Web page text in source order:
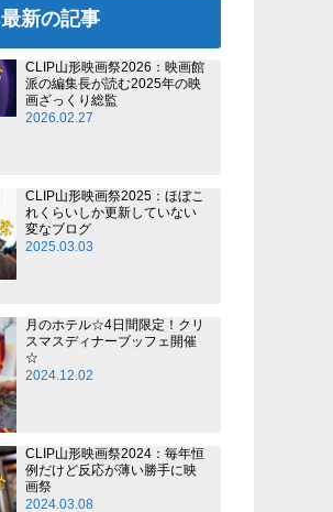
最新の記事
CLIP山形映画祭2026：映画館
派の編集長が読む2025年の映
画ざっくり総監
2026.02.27
CLIP山形映画祭2025：ほぼこ
れくらいしか更新していない
変なブログ
2025.03.03
月のホテル☆4日間限定！クリ
スマスディナーブッフェ開催
☆
2024.12.02
CLIP山形映画祭2024：毎年恒
例だけど反応が薄い勝手に映
画祭
2024.03.08